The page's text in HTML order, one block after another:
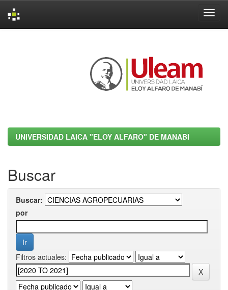
UNIVERSIDAD LAICA "ELOY ALFARO" DE MANABI
Buscar
Buscar:
por
Filtros actuales: